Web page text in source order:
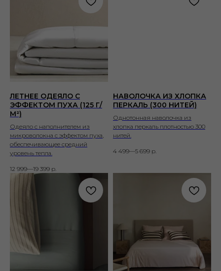
ЛЕТНЕЕ ОДЕЯЛО С
ЭФФЕКТОМ ПУХА (125 Г/
М²)
Одеяло с наполнителем из
микроволокна с эффектом пуха,
обеспечивающее средний
уровень тепла.
12 999—19 399 р.
НАВОЛОЧКА ИЗ ХЛОПКА
ПЕРКАЛЬ (300 НИТЕЙ)
Однотонная наволочка из
хлопка перкаль плотностью 300
нитей.
4 499—5 699 р.